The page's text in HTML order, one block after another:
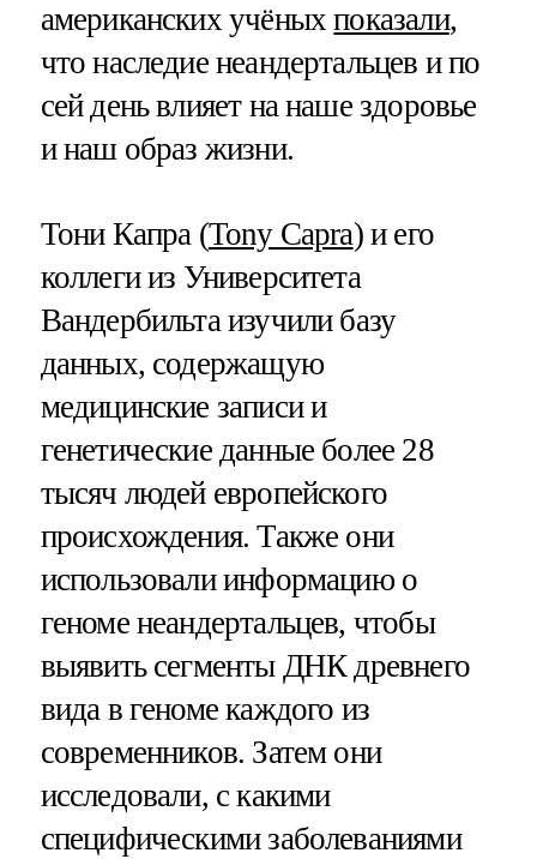
американских учёныхпоказали,
что наследие неандертальцев и по
сей день влияет на наше здоровье
и наш образ жизни.
Тони Капра (Tony Capra) и его
коллеги из Университета
Вандербильта изучили базу
данных, содержащую
медицинские записи и
генетические данные более 28
тысяч людей европейского
происхождения. Также они
использовали информацию о
геноме неандертальцев, чтобы
выявить сегменты ДНК древнего
вида в геноме каждого из
современников. Затем они
исследовали, с какими
специфическими заболеваниями